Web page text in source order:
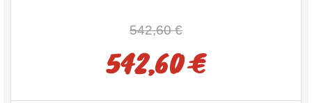
542,60 €
542,60 €